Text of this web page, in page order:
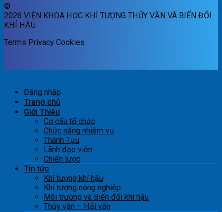
©
2026 VIỆN KHOA HỌC KHÍ TƯỢNG THỦY VĂN VÀ BIẾN ĐỔI
KHÍ HẬU
Terms Privacy Cookies
Đăng nhập
Trang chủ
Giới Thiệu
Cơ cấu tổ chức
Chức năng nhiệm vụ
Thành Tựu
Lãnh đạo viện
Chiến lược
Tin tức
Khí tượng khí hậu
Khí tượng nông nghiệp
Môi trường và Biến đổi khí hậu
Thủy văn – Hải văn